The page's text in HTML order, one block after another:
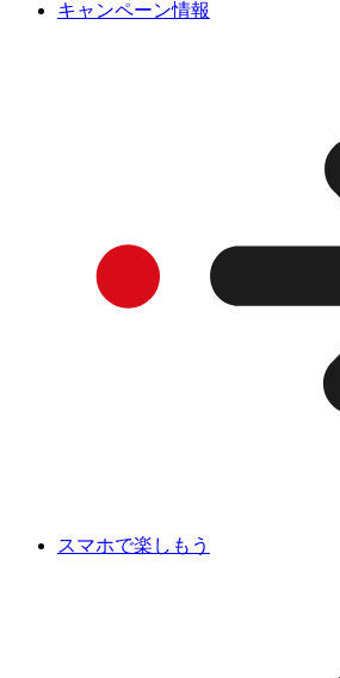
キャンペーン情報
スマホで楽しもう